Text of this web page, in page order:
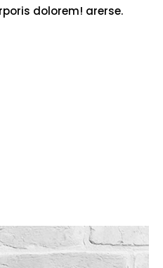
dolorem! arerse.